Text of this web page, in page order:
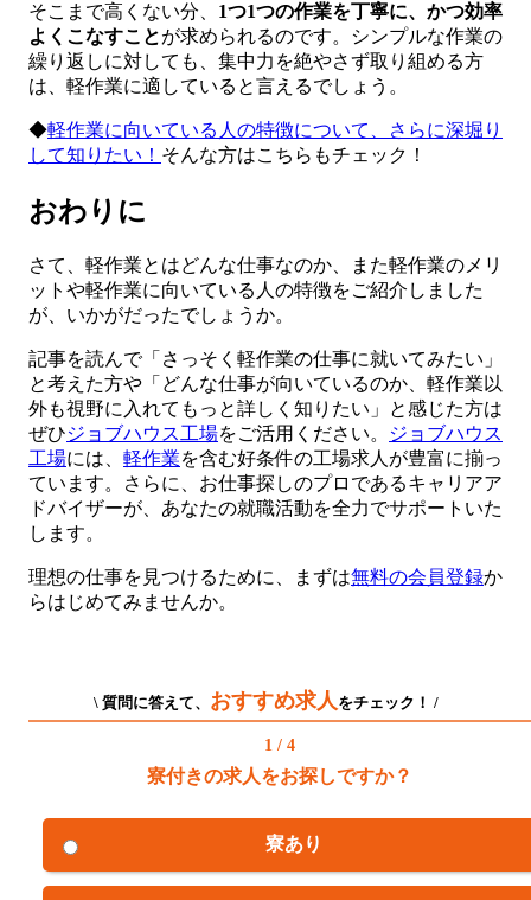
そこまで高くない分、 1つ1つの作業を丁寧に、かつ効率
よくこなすことが求められるのです。シンプルな作業の
繰り返しに対しても、集中力を絶やさず取り組める方
は、軽作業に適していると言えるでしょう。
◆軽作業に向いている人の特徴について、さらに深堀り
して知りたい！ そんな方はこちらもチェック！
おわりに
さて、軽作業とはどんな仕事なのか、また軽作業のメリ
ットや軽作業に向いている人の特徴をご紹介しました
が、いかがだったでしょうか。
記事を読んで「さっそく軽作業の仕事に就いてみたい」
と考えた方や「どんな仕事が向いているのか、軽作業以
外も視野に入れてもっと詳しく知りたい」と感じた方は
ぜひジョブハウス工場をご活用ください。
ジョブハウス
工場には、 軽作業を含む好条件の工場求人が豊富に揃っ
ています。さらに、お仕事探しのプロであるキャリアア
ドバイザーが、あなたの就職活動を全力でサポートいた
します。
理想の仕事を見つけるために、まずは無料の会員登録か
らはじめてみませんか。
\ 質問に答えて、 おすすめ求人をチェック！ /
1 / 4
寮付きの求人をお探しですか？
寮あり